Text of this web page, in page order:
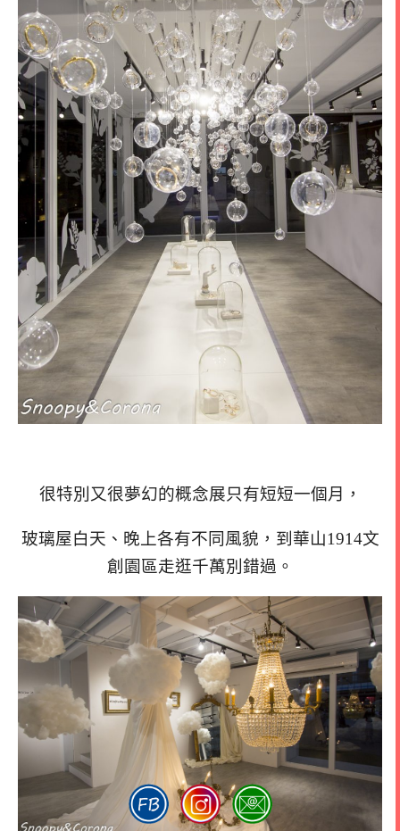
很特別又很夢幻的概念展只有短短一個月，
玻璃屋白天、晚上各有不同風貌，到華山1914文
創園區走逛千萬別錯過。